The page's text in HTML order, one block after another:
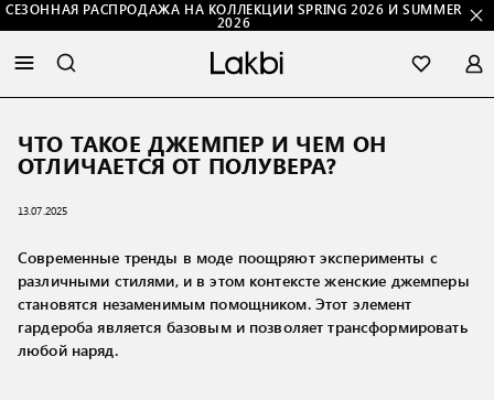
СЕЗОННАЯ РАСПРОДАЖА НА КОЛЛЕКЦИИ SPRING 2026 И SUMMER
2026
ЧТО ТАКОЕ ДЖЕМПЕР И ЧЕМ ОН
ОТЛИЧАЕТСЯ ОТ ПОЛУВЕРА?
13.07.2025
Современные тренды в моде поощряют эксперименты с
различными стилями, и в этом контексте женские джемперы
становятся незаменимым помощником. Этот элемент
гардероба является базовым и позволяет трансформировать
любой наряд.